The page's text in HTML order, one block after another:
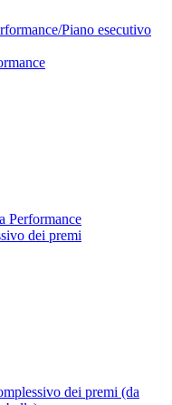
Piano esecutivo
Performance
dei premi
dei premi (da